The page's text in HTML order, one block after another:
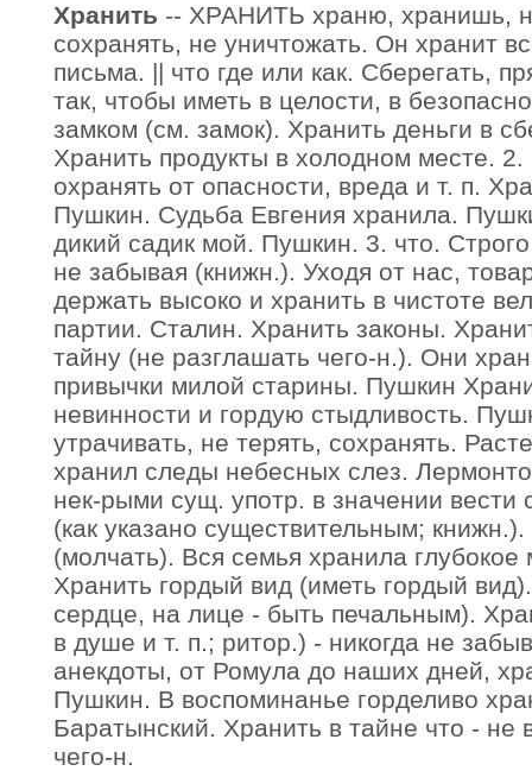
Хранить -- ХРАНИТЬ храню, хранишь,
сохранять, не уничтожать. Он хранит
письма. || что где или как. Сберегать,
так, чтобы иметь в целости, в
замком (см. замок). Хранить деньги в
Хранить продукты в холодном месте. 2.
охранять от опасности, вреда и т. п.
Пушкин. Судьба Евгения хранила.
дикий садик мой. Пушкин. 3. что.
не забывая (книжн.). Уходя от нас,
держать высоко и хранить в чистоте
партии. Сталин. Хранить законы.
тайну (не разглашать чего-н.). Они
привычки милой старины. Пушкин
невинности и гордую стыдливость.
утрачивать, не терять, сохранять.
хранил следы небесных слез.
нек-рыми сущ. употр. в значении вести
(как указано существительным;
(молчать). Вся семья хранила
Хранить гордый вид (иметь гордый
сердце, на лице - быть печальным).
в душе и т. п.; ритор.) - никогда не
анекдоты, от Ромула до наших дней,
Пушкин. В воспоминанье горделиво
Баратынский. Хранить в тайне что - не
чего-н.